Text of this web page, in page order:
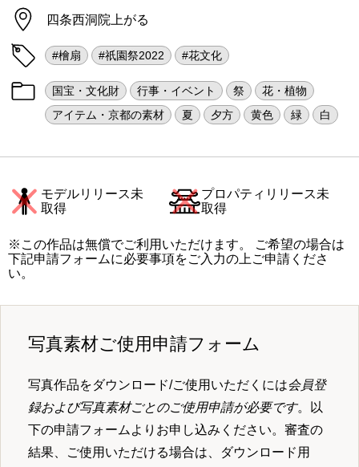
四条西洞院上がる
#檜扇 #祇園祭2022 #花文化
国宝・文化財 行事・イベント 祭
花・植物
アイテム・京都の素材
夏 夕方 黄色 緑 白
モデルリリース未
取得
プロパティリリース未
取得
※この作品は無償でご利用いただけます。 ご希望の場合は
下記申請フォームに必要事項をご入力の上ご申請くださ
い。
写真素材ご使用申請フォーム
写真作品をダウンロード/ご使用いただくには会員登
録および写真素材ごとのご使用申請が必要です。以
下の申請フォームよりお申し込みください。審査の
結果、ご使用いただける場合は、ダウンロード用